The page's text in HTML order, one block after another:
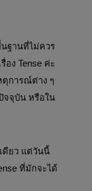
ฐานที่ไม่ควร
ง Tense ค่ะ
ตุการณ์ต่าง ๆ
จจุบัน หรือใน
ดียว แต่วันนี้
ที่มักจะได้